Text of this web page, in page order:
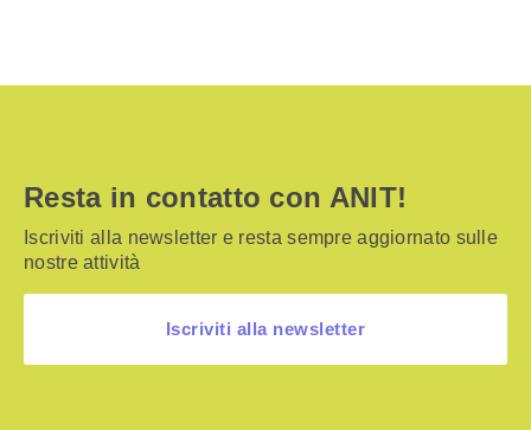
Resta in contatto con ANIT!
Iscriviti alla newsletter e resta sempre aggiornato sulle
nostre attività
Iscriviti alla newsletter